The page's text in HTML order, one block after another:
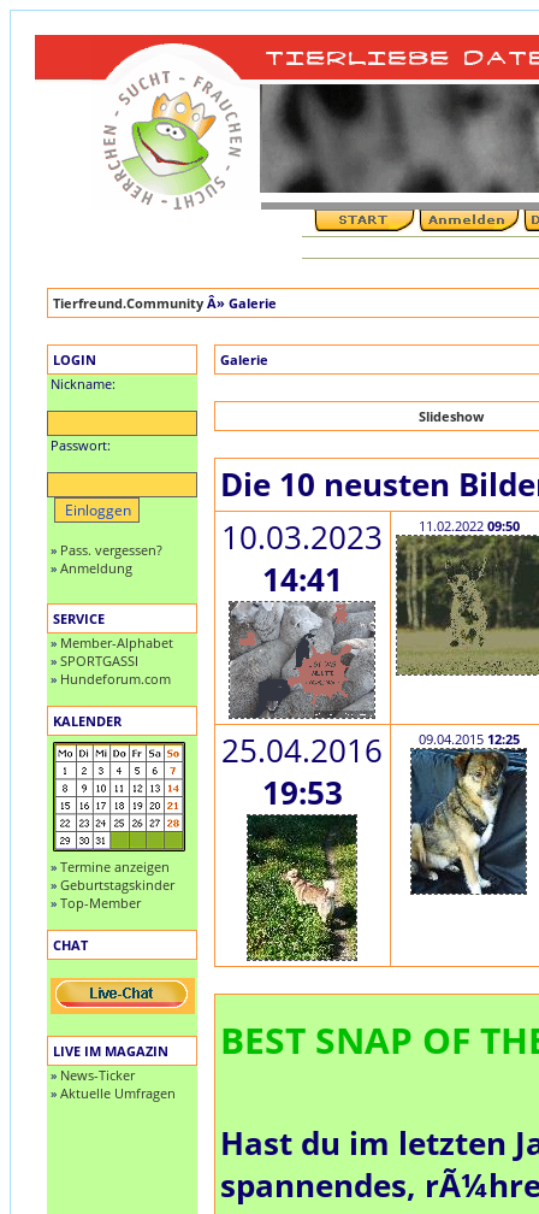
Tierfreund.Community Â» Galerie
LOGIN
Nickname:
Passwort:
» Pass. vergessen?
» Anmeldung
SERVICE
» Member-Alphabet
» SPORTGASSI
» Hundeforum.com
KALENDER
» Termine anzeigen
» Geburtstagskinder
» Top-Member
CHAT
LIVE IM MAGAZIN
» News-Ticker
» Aktuelle Umfragen
Galerie
Slideshow
Die 10 neusten
10.03.2023
14:41
11.02.2022 09:50
25.04.2016
19:53
09.04.2015 12:25
BEST SNAP OF
Hast du im letzten
spannendes,